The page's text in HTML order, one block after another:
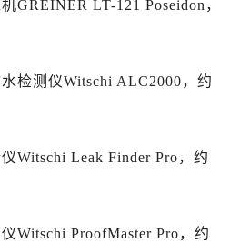
GREINER LT-121 Poseidon，
水检测仪Witschi ALC2000，约
Witschi Leak Finder Pro，约
Witschi ProofMaster Pro，约